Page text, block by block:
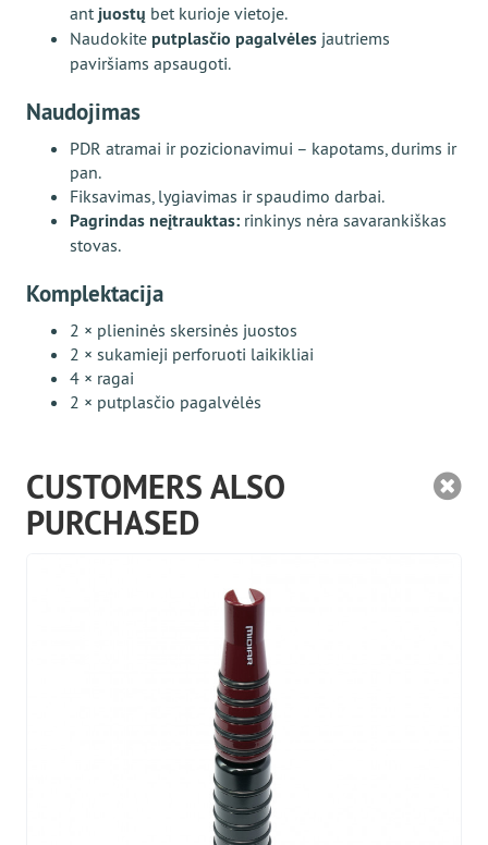
ant juostų bet kurioje vietoje.
Naudokite putplasčio pagalvėles jautriems
paviršiams apsaugoti.
Naudojimas
PDR atramai ir pozicionavimui – kapotams, durims ir
pan.
Fiksavimas, lygiavimas ir spaudimo darbai.
Pagrindas neįtrauktas: rinkinys nėra savarankiškas
stovas.
Komplektacija
2 × plieninės skersinės juostos
2 × sukamieji perforuoti laikikliai
4 × ragai
2 × putplasčio pagalvėlės
CUSTOMERS ALSO
PURCHASED